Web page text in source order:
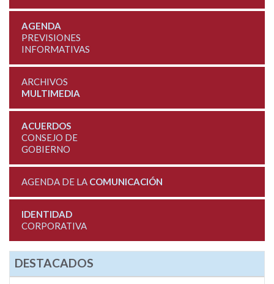
AGENDA
PREVISIONES
INFORMATIVAS
ARCHIVOS
MULTIMEDIA
ACUERDOS
CONSEJO DE
GOBIERNO
AGENDA DE LA COMUNICACIÓN
IDENTIDAD
CORPORATIVA
DESTACADOS